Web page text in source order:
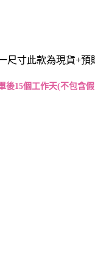
尺寸此款為現貨+
後15個工作天(不包含